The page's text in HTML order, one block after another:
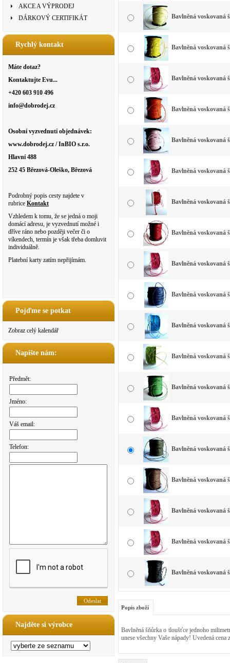
AKCE A VÝPRODEJ
DÁRKOVÝ CERTIFIKÁT
Rychlý kontakt
Máte dotaz?
Kontaktujte Evu...
+420 603 910 496
info@dobrodej.cz
Osobní vyzvednutí objednávek:
www.dobrodej.cz / InBIO s.r.o.
Hlavní 488
252 45 Březová-Oleško, Březová
Podrobný popis cesty najdete v
rubrice Kontakt
Vzhledem k tomu, že se jedná o moji
domácí adresu, je vyzvednutí možné i
dříve ráno nebo později večer či o
víkendech, termín je však třeba domluvit
individuálně.
Platební karty zatím nepřijímám.
Pojďme se potkat
Zobraz celý kalendář
Napište nám:
Předmět:
Jméno:
Váš email:
Telefon:
Najděte si výrobce
Bavlněná voskovaná
Bavlněná voskovaná
Bavlněná voskovaná
Bavlněná voskovaná
Bavlněná voskovaná
Bavlněná voskovaná
Bavlněná voskovaná
Bavlněná voskovaná
Bavlněná voskovaná
Bavlněná voskovaná
Bavlněná voskovaná
Bavlněná voskovaná
Bavlněná voskovaná
Bavlněná voskovaná
Bavlněná voskovaná
Bavlněná voskovaná
Bavlněná voskovaná
Bavlněná voskovaná
Bavlněná voskovaná
Popis zboží
Bavlněná šňůrka o tloušťce jednoho
unese všechny Vaše nápady! Uvedená cena